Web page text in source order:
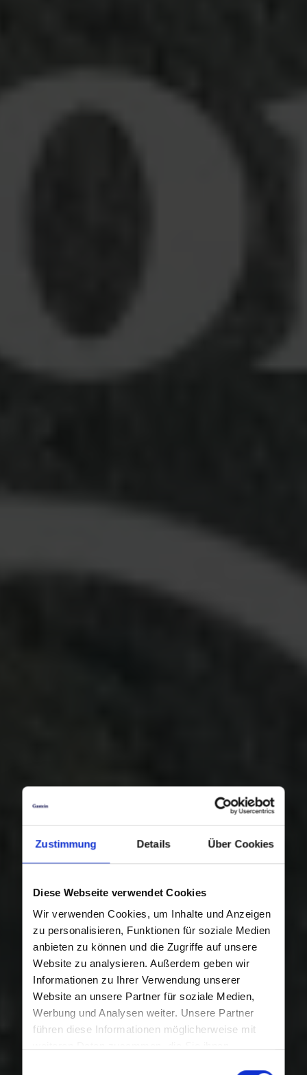
Zustimmung Details Über Cookies
Diese Webseite verwendet Cookies
Wir verwenden Cookies, um Inhalte und Anzeigen
zu personalisieren, Funktionen für soziale Medien
anbieten zu können und die Zugriffe auf unsere
Website zu analysieren. Außerdem geben wir
Informationen zu Ihrer Verwendung unserer
Website an unsere Partner für soziale Medien,
Werbung und Analysen weiter. Unsere Partner
führen diese Informationen möglicherweise mit